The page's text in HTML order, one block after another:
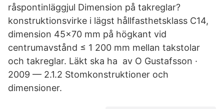
råspontinläggjul Dimension på takreglar?
konstruktionsvirke i lägst hållfasthetsklass C14,
dimension 45x70 mm på högkant vid
centrumavstånd ≤ 1 200 mm mellan takstolar
och takreglar. Läkt ska ha av O Gustafsson ·
2009 — 2.1.2 Stomkonstruktioner och
dimensioner.